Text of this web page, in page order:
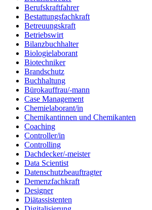
Berufskraftfahrer
Bestattungsfachkraft
Betreuungskraft
Betriebswirt
Bilanzbuchhalter
Biologielaborant
Biotechniker
Brandschutz
Buchhaltung
Bürokauffrau/-mann
Case Management
Chemielaborant/in
Chemikantinnen und Chemikanten
Coaching
Controller/in
Controlling
Dachdecker/-meister
Data Scientist
Datenschutzbeauftragter
Demenzfachkraft
Designer
Diätassistenten